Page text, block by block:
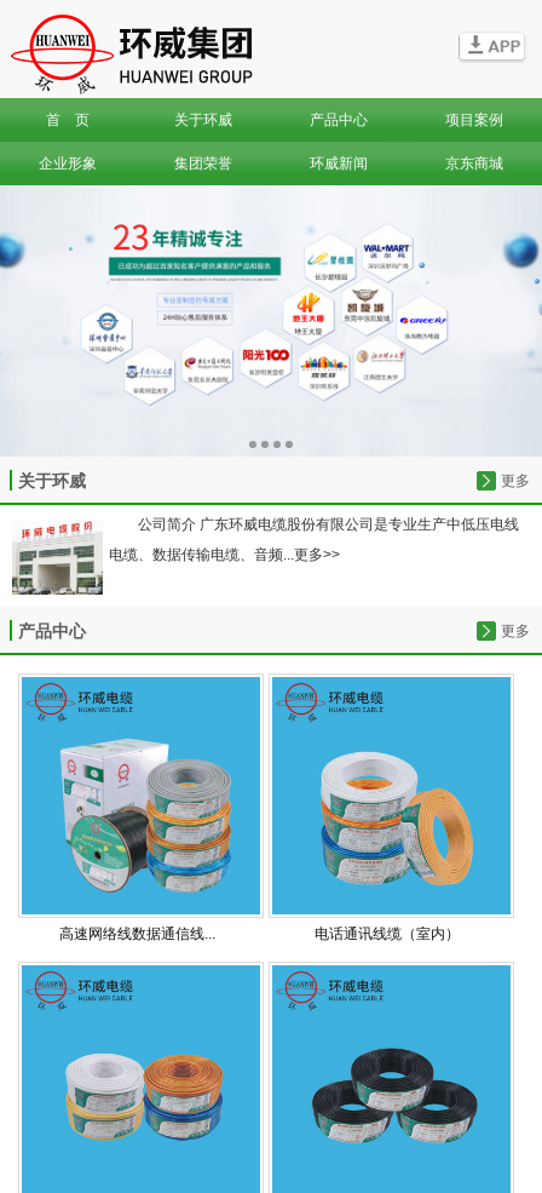
首 页 关于环威 产品中心 项目案例
企业形象 集团荣誉 环威新闻 京东商城
更多
关于环威
公司简介 广东环威电缆股份有限公司是专业生产中低压电线
电缆、数据传输电缆、音频...更多>>
更多
产品中心
高速网络线数据通信线... 电话通讯线缆（室内）
信息搜索
搜索